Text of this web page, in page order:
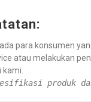
para konsumen
atau melakukan
kami.
produk